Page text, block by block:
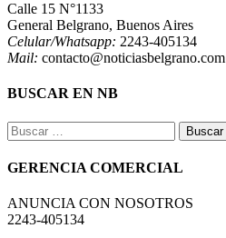
Calle 15 N°1133
General Belgrano, Buenos Aires
Celular/Whatsapp: 2243-405134
Mail: contacto@noticiasbelgrano.com
BUSCAR EN NB
Buscar:
GERENCIA COMERCIAL
ANUNCIA CON NOSOTROS
2243-405134